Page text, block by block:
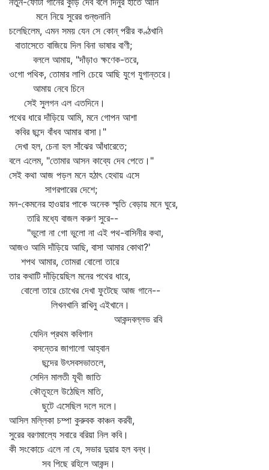
মনে নিয়ে সুরের গুন্‌গুনানি
চলেছিলেম, এমন সময় যেন সে কোন্‌ পরীর কণ্ঠখানি
বাতাসেতে বাজিয়ে দিল বিনা ভাষার বাণী;
বললে আমায়, "দাঁড়াও ক্ষণেক-তরে,
ওগো পথিক, তোমার লাগি চেয়ে আছি যুগে যুগান্তরে।
আমায় নেবে চিনে
সেই সুলগন এল এতদিনে।
পথের ধারে দাঁড়িয়ে আমি, মনে গোপন আশা
কবির ছন্দে বাঁধব আমার বাসা।"
দেখা হল, চেনা হল সাঁঝের আঁধারেতে;
বলে এলেম, "তোমার আসন কাব্যে দেব পেতে।"
সেই কথা আজ পড়ল মনে হঠাৎ হেথায় এসে
সাগরপারের দেশে;
মন-কেমনের হাওয়ার পাকে অনেক স্মৃতি বেড়ায় মনে ঘুরে,
তারি মধ্যে বাজল করুণ সুরে--
"ভুলো না গো ভুলো না এই পথ-বাসিনীর কথা,
আজও আমি দাঁড়িয়ে আছি, বাসা আমার কোথা?'
শপথ আমার, তোমরা বোলো তারে
তার কথাটি দাঁড়িয়েছিল মনের পথের ধারে,
বোলো তারে চোখের দেখা ফুটেছে আজ গানে--
লিখনখানি রাখিনু এইখানে।
আকন্দবল্লভ রবি
যেদিন প্রথম কবিগান
বসন্তের জাগালো আহ্বান
ছন্দের উৎসবসভাতলে,
সেদিন মালতী যূথী জাতি
কৌতূহলে উঠেছিল মাতি,
ছুটে এসেছিল দলে দলে।
আসিল মল্লিকা চম্পা কুরুবক কাঞ্চন করবী,
সুরের বরণমাল্যে সবারে বরিয়া নিল কবি।
কী সংকোচে এলে না যে, সভার দুয়ার হল বন্ধ।
সব পিছে রহিলে আকন্দ।